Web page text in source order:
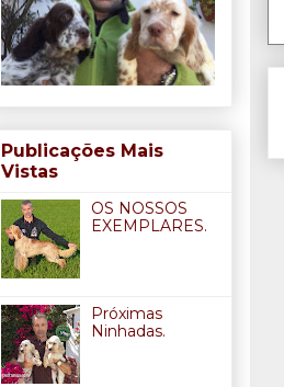
Publicações Mais
Vistas
OS NOSSOS
EXEMPLARES.
Próximas
Ninhadas.